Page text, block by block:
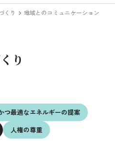
投資家の
みなさま
採用情報
くり 地域とのコミュニケーション
り
つ最適なエネルギーの提案
人権の尊重